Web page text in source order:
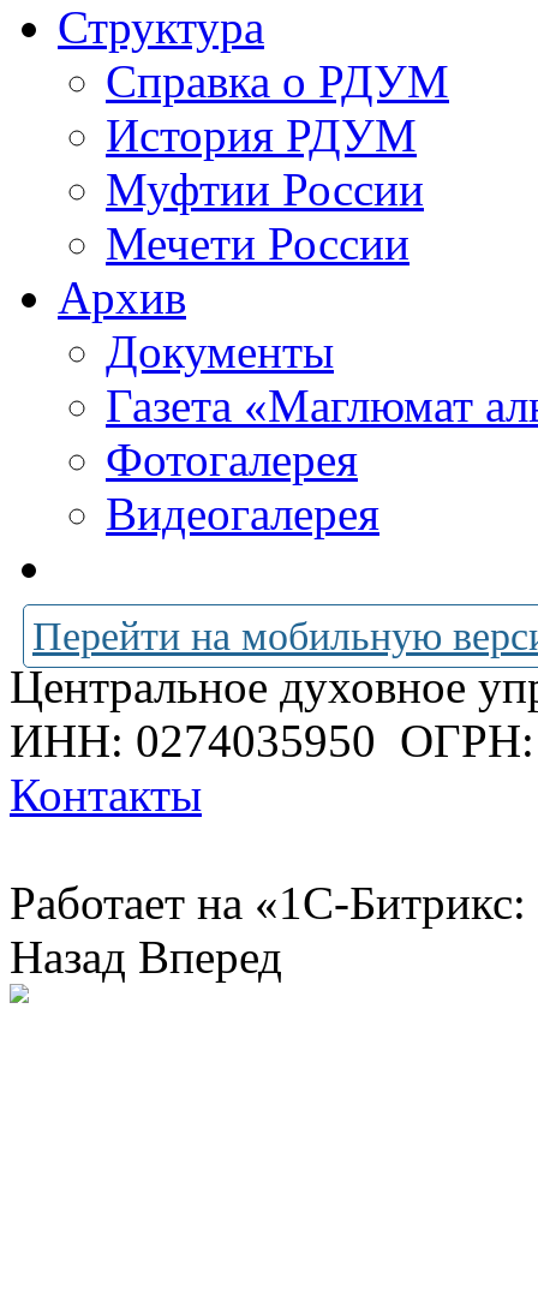
Структура
Справка о РДУМ
История РДУМ
Муфтии России
Мечети России
Архив
Документы
Газета «Маглюмат
Фотогалерея
Видеогалерея
Перейти на мобильную
Центральное духовное
ИНН: 0274035950 ОГРН:
Контакты
Работает на «1С-
Назад Вперед